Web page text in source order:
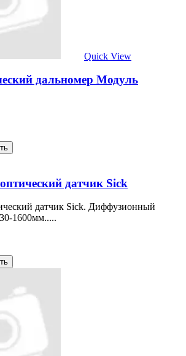
Quick View
дальномер Модуль
датчик Sick
датчик Sick. Диффузионный
1600мм.....